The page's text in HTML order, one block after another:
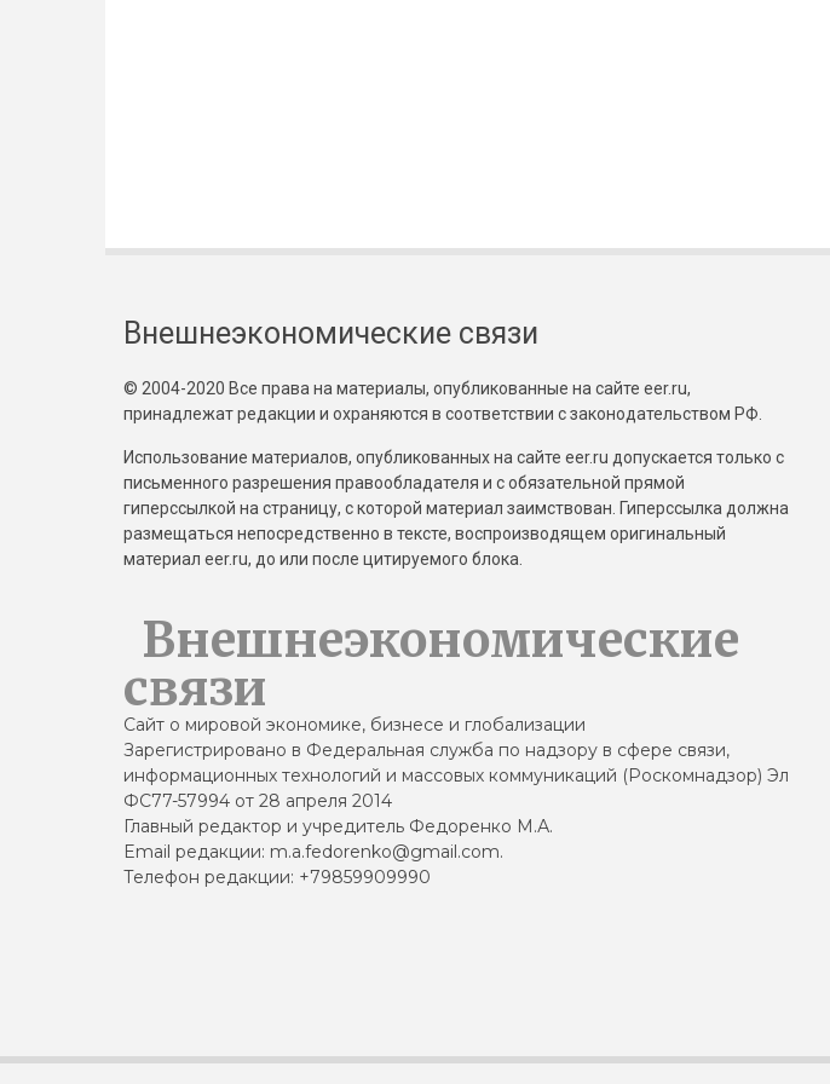
Внешнеэкономические связи
© 2004-2020 Все права на материалы, опубликованные на сайте eer.ru,
принадлежат редакции и охраняются в соответствии с законодательством РФ.
Использование материалов, опубликованных на сайте eer.ru допускается только с
письменного разрешения правообладателя и с обязательной прямой
гиперссылкой на страницу, с которой материал заимствован. Гиперссылка должна
размещаться непосредственно в тексте, воспроизводящем оригинальный
материал eer.ru, до или после цитируемого блока.
Внешнеэкономические
связи
Сайт о мировой экономике, бизнесе и глобализации
Зарегистрировано в Федеральная служба по надзору в сфере связи,
информационных технологий и массовых коммуникаций (Роскомнадзор) Эл
ФС77-57994 от 28 апреля 2014
Главный редактор и учредитель Федоренко М.А.
Email редакции: m.a.fedorenko@gmail.com.
Телефон редакции: +79859909990